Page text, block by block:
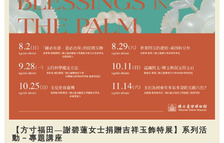
【方寸福田—謝碧蓮女士捐贈吉祥玉飾特展】系列活
動－專題講座